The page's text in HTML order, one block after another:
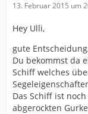
13. Februar 2015 um
Hey Ulli,
gute
Du bekommst da
Schiff welches
Das Schiff ist
abgerockten